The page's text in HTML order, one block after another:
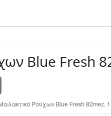
Blue Fresh